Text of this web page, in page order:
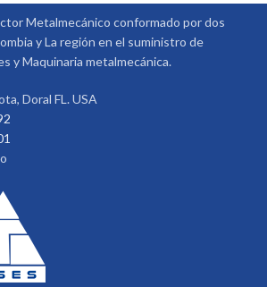
Medidas
290 Marca:
531 Medidas (DxL): 16X100 Código:
3007-311 Marca: Vertex
Metalmecánico conformado por dos
y La región en el suministro de
y Maquinaria metalmecánica.
Doral FL. USA